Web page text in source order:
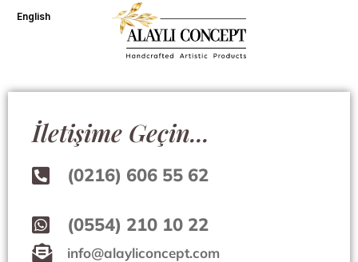
English
İletişime Geçin...
(0216) 606 55 62
(0554) 210 10 22
info@alayliconcept.com